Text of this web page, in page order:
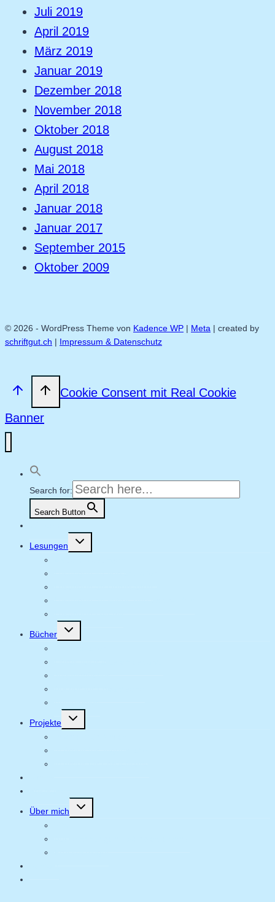
Juli 2019
April 2019
März 2019
Januar 2019
Dezember 2018
November 2018
Oktober 2018
August 2018
Mai 2018
April 2018
Januar 2018
Januar 2017
September 2015
Oktober 2009
© 2026 - WordPress Theme von Kadence WP | Meta | created by
schriftgut.ch | Impressum & Datenschutz
Cookie Consent mit Real Cookie
Banner
Search for:
Search Button
Lesungen
Untermenü
umschalten
Bücher
Untermenü
umschalten
Projekte
Untermenü
umschalten
Über mich
Untermenü
umschalten